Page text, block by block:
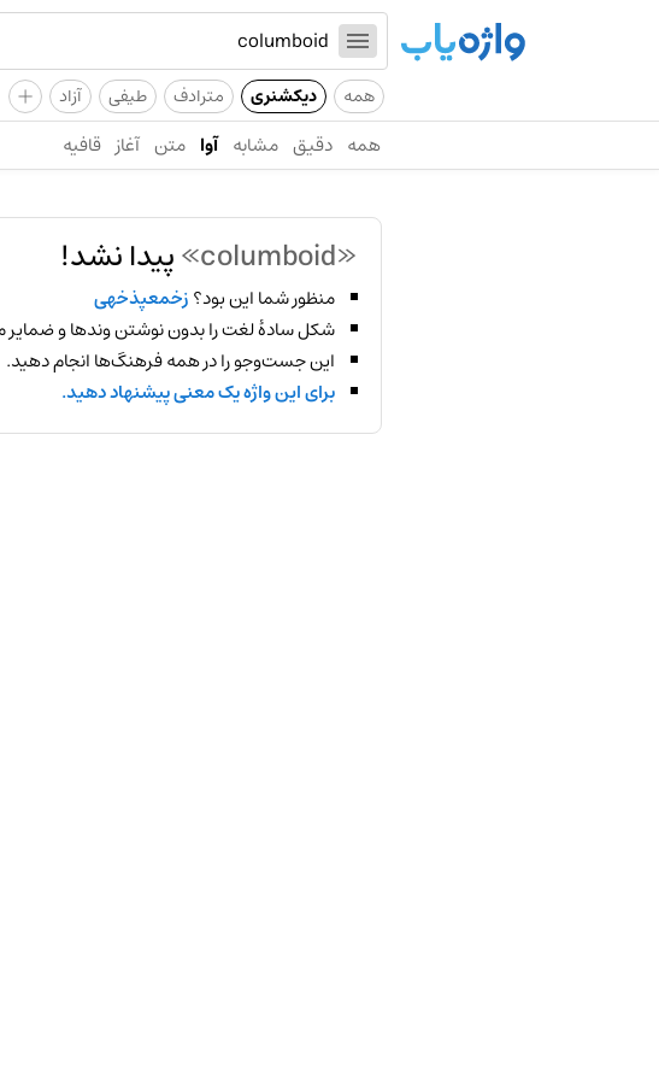
همه دیکشنری مترادف طیفی آزاد +
همه دقیق مشابه آوا متن آغاز قافیه
«columboid» پیدا نشد!
منظور شما این بود؟زخمعپذخهی
شکل سادهٔ لغت را بدون نوشتن وندها و
این جست‌وجو را در همه فرهنگ‌ها انجام دهید.
برای این واژه یک معنی پیشنهاد دهید.